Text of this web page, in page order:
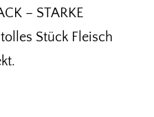
– STARKE
Stück Fleisch